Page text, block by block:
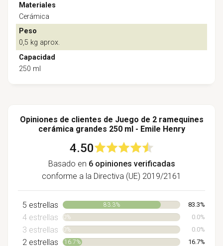
Materiales
Cerámica
Peso
0,5 kg aprox.
Capacidad
250 ml
Opiniones de clientes de Juego de 2 ramequines
cerámica grandes 250 ml - Emile Henry
4.50
Basado en 6 opiniones verificadas
conforme a la Directiva (UE) 2019/2161
5 estrellas 83.3% 83.3%
4 estrellas 0% 0.0%
3 estrellas 0% 0.0%
2 estrellas 16.7% 16.7%